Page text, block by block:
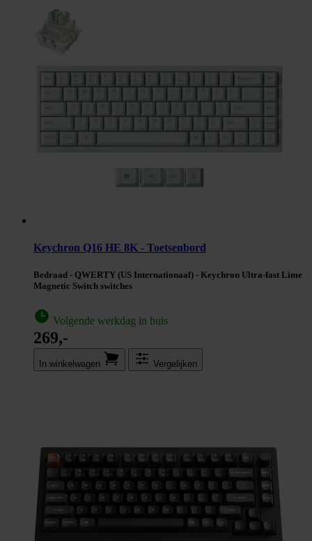
Keychron Q16 HE 8K - Toetsenbord
Bedraad - QWERTY (US Internationaal) - Keychron Ultra-fast Lime
Magnetic Switch switches
Volgende werkdag in huis
269,-
In winkel­wagen Vergelijken